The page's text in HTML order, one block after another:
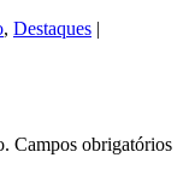
, Destaques |
Campos obrigatórios